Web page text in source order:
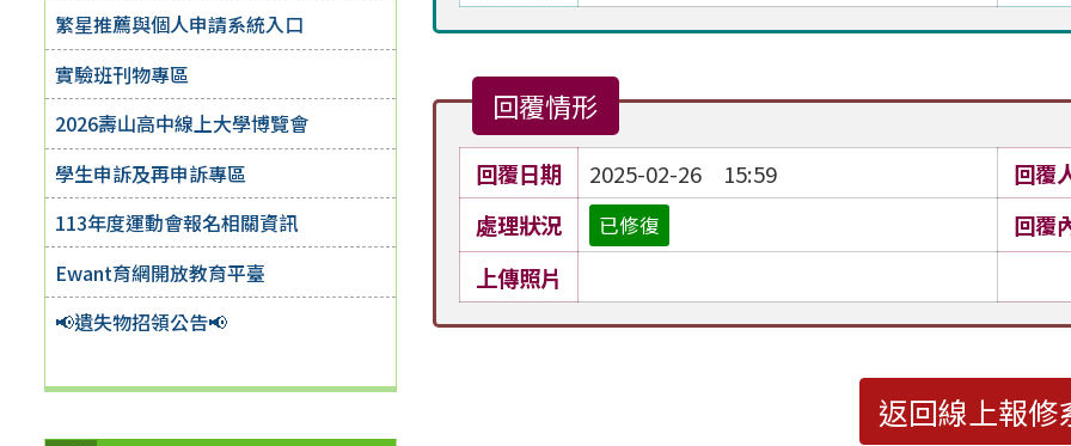
繁星推薦與個人申請系統入口
實驗班刊物專區
2026壽山高中線上大學博覽會
學生申訴及再申訴專區
113年度運動會報名相關資訊
Ewant育網開放教育平臺
📢遺失物招領公告📢
回覆情形
回覆日期 2025-02-26 15:59
回覆
處理狀況
已修復
回覆
上傳照片
返回線上報修